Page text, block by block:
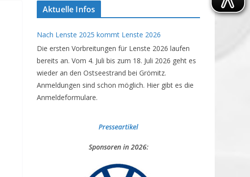
Aktuelle Infos
Nach Lenste 2025 kommt Lenste 2026
Die ersten Vorbreitungen für Lenste 2026 laufen
bereits an. Vom 4. Juli bis zum 18. Juli 2026 geht es
wieder an den Ostseestrand bei Grömitz.
Anmeldungen sind schon möglich. Hier gibt es die
Anmeldeformulare.
Presseartikel
Sponsoren in 2026: